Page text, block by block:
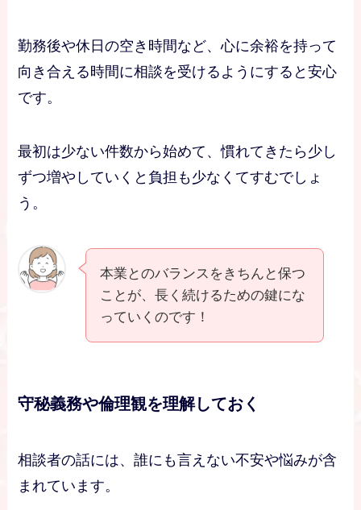
勤務後や休日の空き時間など、心に余裕を持って
向き合える時間に相談を受けるようにすると安心
です。
最初は少ない件数から始めて、慣れてきたら少し
ずつ増やしていくと負担も少なくてすむでしょ
う。
本業とのバランスをきちんと保つ
ことが、長く続けるための鍵にな
っていくのです！
守秘義務や倫理観を理解しておく
相談者の話には、誰にも言えない不安や悩みが含
まれています。